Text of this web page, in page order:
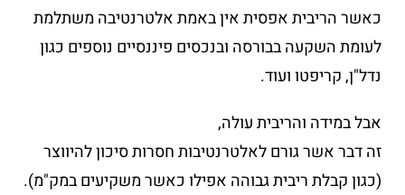
כאשר הריבית אפסית אין באמת אלטרנטיבה משתלמת
לעומת השקעה בבורסה ובנכסים פיננסיים נוספים כגון
נדל"ן, קריפטו ועוד.
אבל במידה והריבית עולה,
זה דבר אשר גורם לאלטרנטיבות חסרות סיכון להיווצר
(כגון קבלת ריבית גבוהה אפילו כאשר משקיעים במק"מ).